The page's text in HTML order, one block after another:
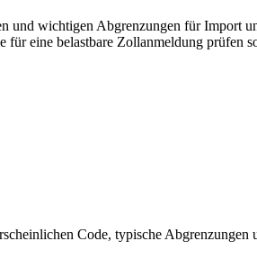
und wichtigen Abgrenzungen für Import
für eine belastbare Zollanmeldung prüfen
Code, typische Abgrenzungen